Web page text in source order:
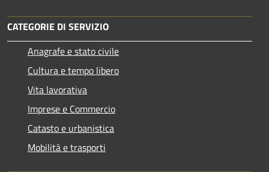
CATEGORIE DI SERVIZIO
Anagrafe e stato civile
Cultura e tempo libero
Vita lavorativa
Imprese e Commercio
Catasto e urbanistica
Mobilità e trasporti